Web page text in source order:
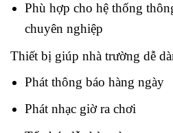
Phù hợp cho hệ thống
chuyên nghiệp
Thiết bị giúp nhà trường dễ
Phát thông báo hàng ngày
Phát nhạc giờ ra chơi